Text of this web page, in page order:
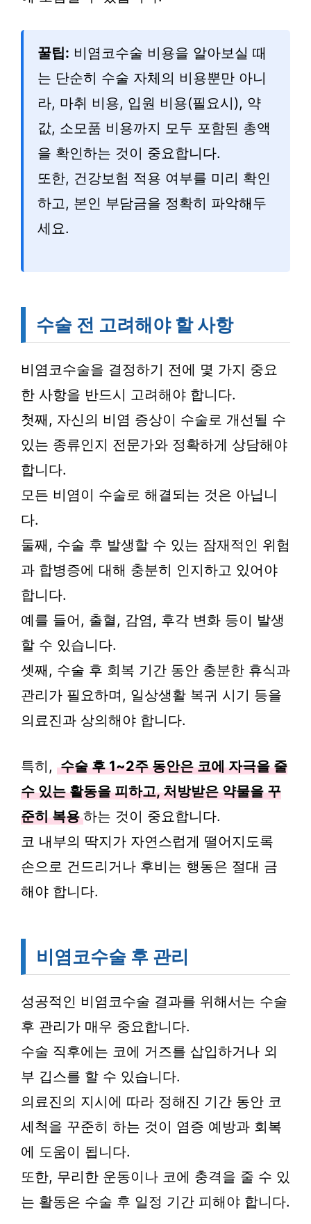
꿀팁: 비염코수술 비용을 알아보실 때
는 단순히 수술 자체의 비용뿐만 아니
라, 마취 비용, 입원 비용(필요시), 약
값, 소모품 비용까지 모두 포함된 총액
을 확인하는 것이 중요합니다.
또한, 건강보험 적용 여부를 미리 확인
하고, 본인 부담금을 정확히 파악해두
세요.
수술 전 고려해야 할 사항
비염코수술을 결정하기 전에 몇 가지 중요
한 사항을 반드시 고려해야 합니다.
첫째, 자신의 비염 증상이 수술로 개선될 수
있는 종류인지 전문가와 정확하게 상담해야
합니다.
모든 비염이 수술로 해결되는 것은 아닙니
다.
둘째, 수술 후 발생할 수 있는 잠재적인 위험
과 합병증에 대해 충분히 인지하고 있어야
합니다.
예를 들어, 출혈, 감염, 후각 변화 등이 발생
할 수 있습니다.
셋째, 수술 후 회복 기간 동안 충분한 휴식과
관리가 필요하며, 일상생활 복귀 시기 등을
의료진과 상의해야 합니다.
특히, 수술 후 1~2주 동안은 코에 자극을 줄
수 있는 활동을 피하고, 처방받은 약물을 꾸
준히 복용 하는 것이 중요합니다.
코 내부의 딱지가 자연스럽게 떨어지도록
손으로 건드리거나 후비는 행동은 절대 금
해야 합니다.
비염코수술 후 관리
성공적인 비염코수술 결과를 위해서는 수술
후 관리가 매우 중요합니다.
수술 직후에는 코에 거즈를 삽입하거나 외
부 깁스를 할 수 있습니다.
의료진의 지시에 따라 정해진 기간 동안 코
세척을 꾸준히 하는 것이 염증 예방과 회복
에 도움이 됩니다.
또한, 무리한 운동이나 코에 충격을 줄 수 있
는 활동은 수술 후 일정 기간 피해야 합니다.